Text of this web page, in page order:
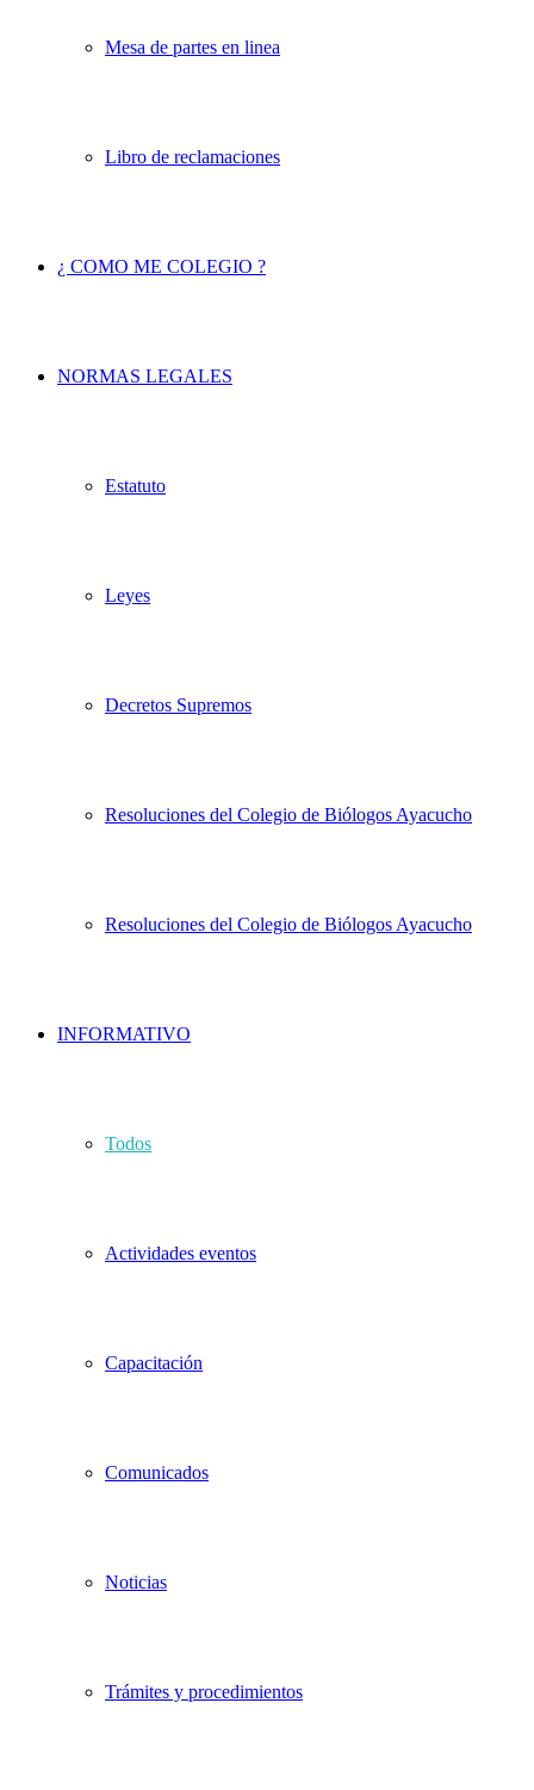
Mesa de partes en linea
Libro de reclamaciones
¿ COMO ME COLEGIO ?
NORMAS LEGALES
Estatuto
Leyes
Decretos Supremos
Resoluciones del Colegio de Biólogos Ayacucho
Resoluciones del Colegio de Biólogos Ayacucho
INFORMATIVO
Todos
Actividades eventos
Capacitación
Comunicados
Noticias
Trámites y procedimientos